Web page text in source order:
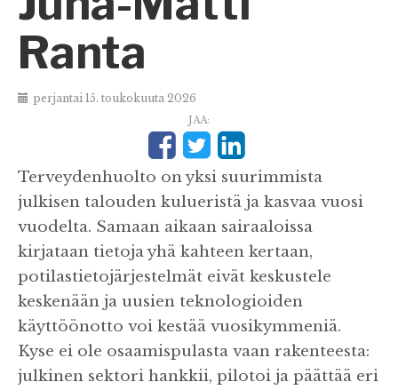
Ranta
perjantai 15. toukokuuta 2026
JAA:
Terveydenhuolto on yksi suurimmista
julkisen talouden kulueristä ja kasvaa vuosi
vuodelta. Samaan aikaan sairaaloissa
kirjataan tietoja yhä kahteen kertaan,
potilastietojärjestelmät eivät keskustele
keskenään ja uusien teknologioiden
käyttöönotto voi kestää vuosikymmeniä.
Kyse ei ole osaamispulasta vaan rakenteesta:
julkinen sektori hankkii, pilotoi ja päättää eri